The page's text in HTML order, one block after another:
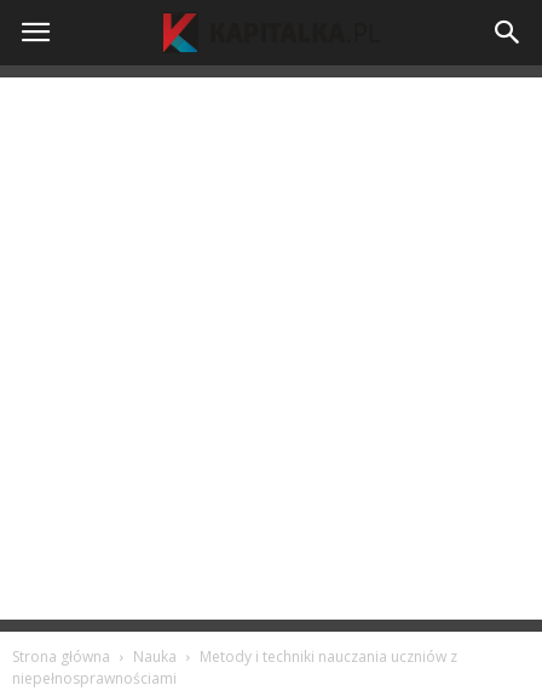
kapitalka.pl
Strona główna Nauka
Metody i techniki nauczania uczniów z
niepełnosprawnościami